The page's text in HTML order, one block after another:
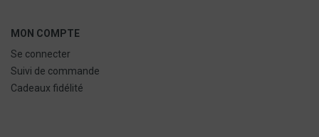
MON COMPTE
Se connecter
Suivi de commande
Cadeaux fidélité